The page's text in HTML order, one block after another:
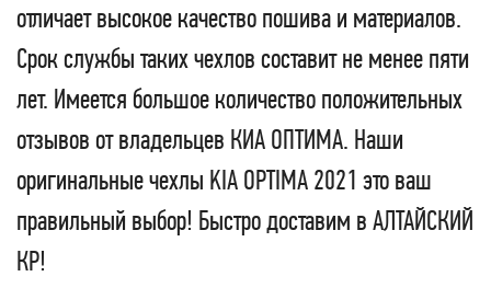
отличает высокое качество пошива и материалов.
Срок службы таких чехлов составит не менее пяти
лет. Имеется большое количество положительных
отзывов от владельцев КИА ОПТИМА. Наши
оригинальные чехлы KIA OPTIMA 2021 это ваш
правильный выбор! Быстро доставим в АЛТАЙСКИЙ
КР!